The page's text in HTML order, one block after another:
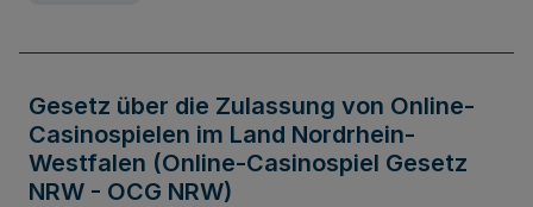
Gesetz über die Zulassung von Online-
Casinospielen im Land Nordrhein-
Westfalen (Online-Casinospiel Gesetz
NRW - OCG NRW)